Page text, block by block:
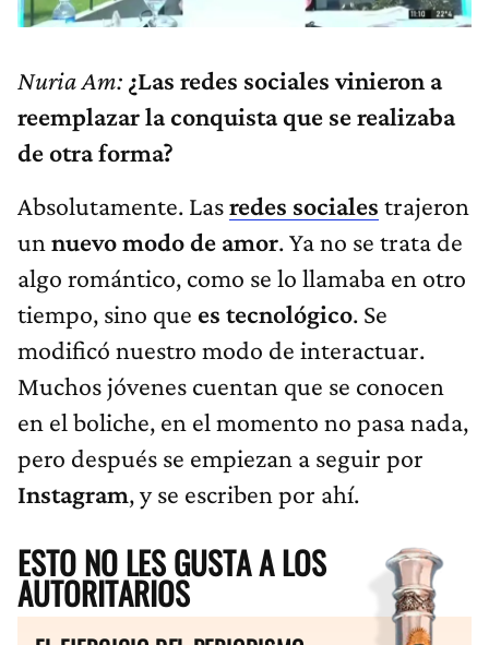
Nuria Am: ¿Las redes sociales vinieron a
reemplazar la conquista que se realizaba
de otra forma?
Absolutamente. Lasredes sociales trajeron
un nuevo modo de amor. Ya no se trata de
algo romántico, como se lo llamaba en otro
tiempo, sino que es tecnológico. Se
modificó nuestro modo de interactuar.
Muchos jóvenes cuentan que se conocen
en el boliche, en el momento no pasa nada,
pero después se empiezan a seguir por
Instagram, y se escriben por ahí.
ESTO NO LES GUSTA A LOS
AUTORITARIOS